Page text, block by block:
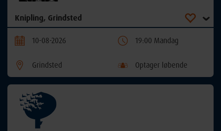
Knipling, Grindsted
10-08-2026 19:00 Mandag
Grindsted Optager løbende